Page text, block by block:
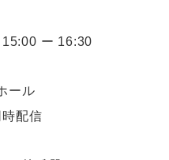
ー 16:30
ール
配信